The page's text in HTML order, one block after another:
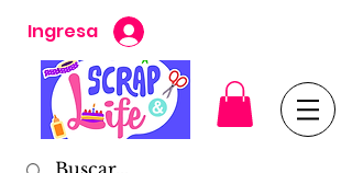
Ingresa